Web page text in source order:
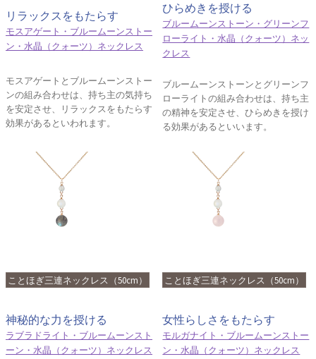
リラックスをもたらす
モスアゲート・ブルームーンストー
ン・水晶（クォーツ）ネックレス
モスアゲートとブルームーンストー
ンの組み合わせは、持ち主の気持ち
を安定させ、リラックスをもたらす
効果があるといわれます。
ひらめきを授ける
ブルームーンストーン・グリーンフ
ローライト・水晶（クォーツ）ネッ
クレス
ブルームーンストーンとグリーンフ
ローライトの組み合わせは、持ち主
の精神を安定させ、ひらめきを授け
る効果があるといいます。
ことほぎ三連ネックレス（50cm）
神秘的な力を授ける
ラブラドライト・ブルームーンスト
ーン・水晶（クォーツ）ネックレス
ことほぎ三連ネックレス（50cm）
女性らしさをもたらす
モルガナイト・ブルームーンストー
ン・水晶（クォーツ）ネックレス